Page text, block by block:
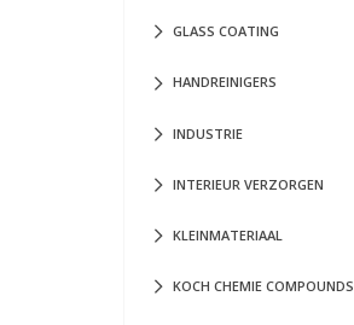
GLASS COATING
HANDREINIGERS
INDUSTRIE
INTERIEUR VERZORGEN
KLEINMATERIAAL
KOCH CHEMIE COMPOUNDS